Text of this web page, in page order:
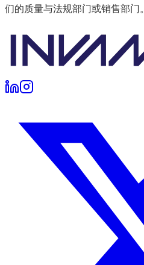
们的质量与法规部门或销售部门。